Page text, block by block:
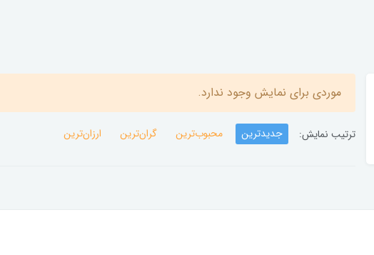
موردی برای نمایش وجود ندارد.
ترتیب نمایش: جدیدترین محبوب‌ترین گران‌ترین ارزان‌ترین